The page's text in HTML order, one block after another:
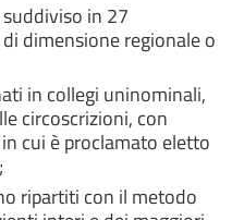
in 27
dimensione regionale o
in collegi uninominali,
circoscrizioni, con
cui è proclamato eletto
ripartiti con il metodo